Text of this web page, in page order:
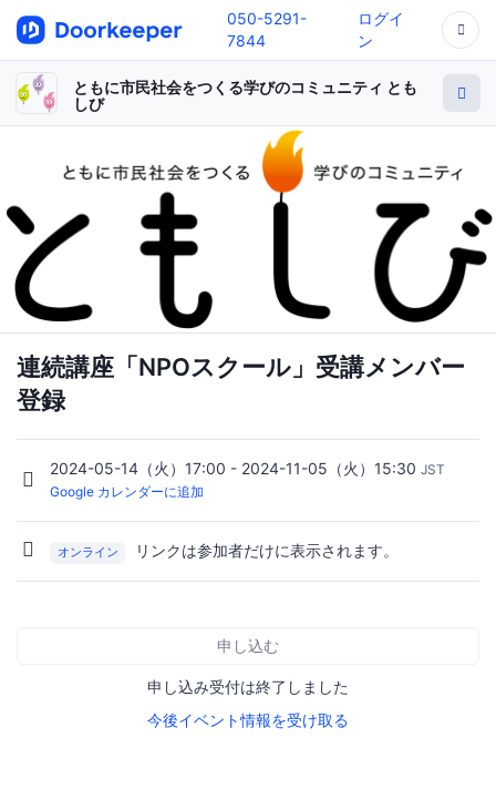
050-5291-
7844
ログイ
ン
ともに市民社会をつくる学びのコミュニティ とも
しび
連続講座「NPOスクール」受講メンバー
登録
2024-05-14（火）17:00 - 2024-11-05（火）15:30 JST
Google カレンダーに追加
オンライン リンクは参加者だけに表示されます。
申し込む
申し込み受付は終了しました
今後イベント情報を受け取る